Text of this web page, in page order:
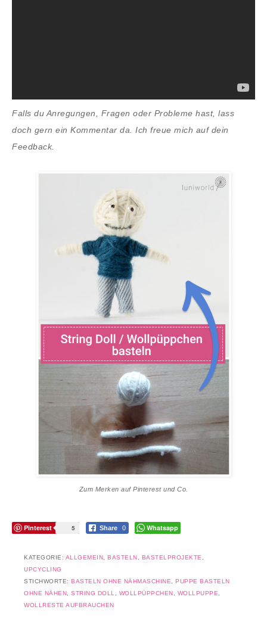
Falls du Anregungen, Fragen oder Probleme hast, lass
doch gern ein Kommentar da. Ich freue mich auf dein
Feedback.
Zum Merken auf Pinterest und Co.
Pinterest 5 Share 0 Whatsapp
KATEGORIE: ALLGEMEIN, BASTELN, BASTELPROJEKTE,
UPCYCLING
STICHWORTE: BASTELN OHNE NÄHMASCHINE, PUPPE BASTELN
OHNE NÄHEN, STRING DOLL, WOLLPÜPPCHEN, WOLLPUPPE,
WOLLRESTE AUFBRAUCHEN